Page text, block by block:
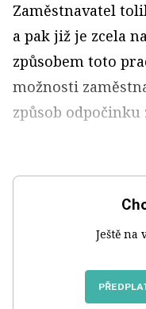
Zaměstnavatel
a pak již je zcela
způsobem toto
možnosti
způsob odpočinku
Ještě na